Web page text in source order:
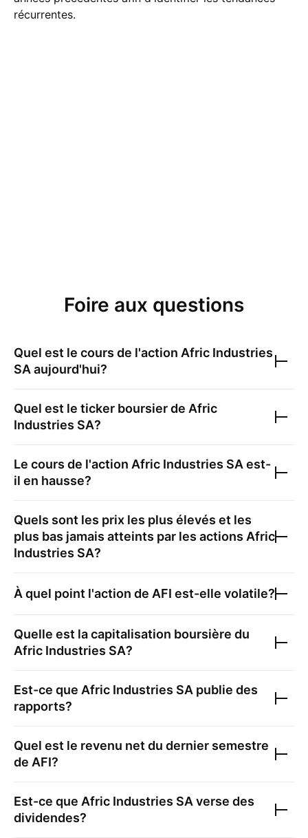
récurrentes.
Foire aux questions
Quel est le cours de l'action Afric Industries
SA aujourd'hui?
Quel est le ticker boursier de Afric
Industries SA?
Le cours de l'action Afric Industries SA est-
il en hausse?
Quels sont les prix les plus élevés et les
plus bas jamais atteints par les actions Afric
Industries SA?
À quel point l'action de AFI est-elle volatile?
Quelle est la capitalisation boursière du
Afric Industries SA?
Est-ce que Afric Industries SA publie des
rapports?
Quel est le revenu net du dernier semestre
de AFI?
Est-ce que Afric Industries SA verse des
dividendes?